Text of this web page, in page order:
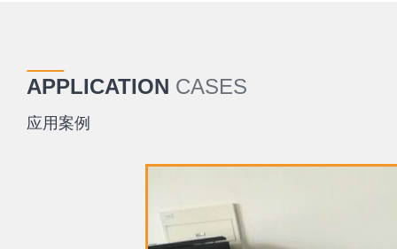
APPLICATION CASES
应用案例